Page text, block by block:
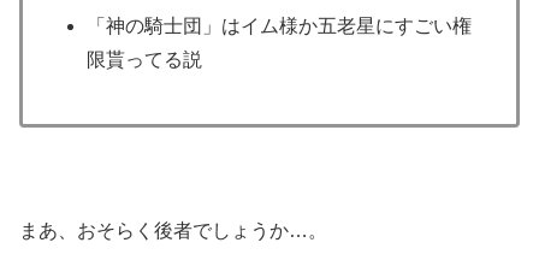
「神の騎士団」はイム様か五老星にすごい権
限貰ってる説
まあ、おそらく後者でしょうか…。